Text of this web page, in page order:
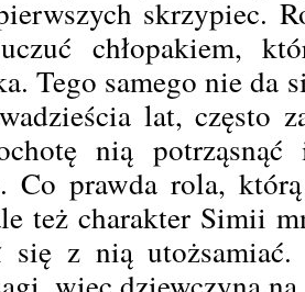
skrzypiec.
chłopakiem,
Tego samego nie da
lat, często
nią
Co prawda rola,
też charakter Simii
się z nią